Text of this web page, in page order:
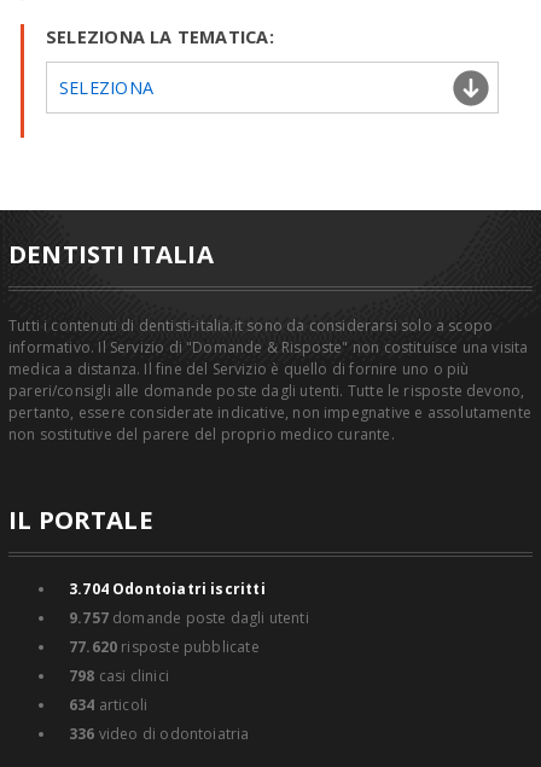
SELEZIONA LA TEMATICA:
SELEZIONA
DENTISTI ITALIA
Tutti i contenuti di dentisti-italia.it sono da considerarsi solo a scopo
informativo. Il Servizio di "Domande & Risposte" non costituisce una visita
medica a distanza. Il fine del Servizio è quello di fornire uno o più
pareri/consigli alle domande poste dagli utenti. Tutte le risposte devono,
pertanto, essere considerate indicative, non impegnative e assolutamente
non sostitutive del parere del proprio medico curante.
IL PORTALE
3.704Odontoiatri iscritti
9.757domande poste dagli utenti
77.620 risposte pubblicate
798 casi clinici
634 articoli
336 video di odontoiatria